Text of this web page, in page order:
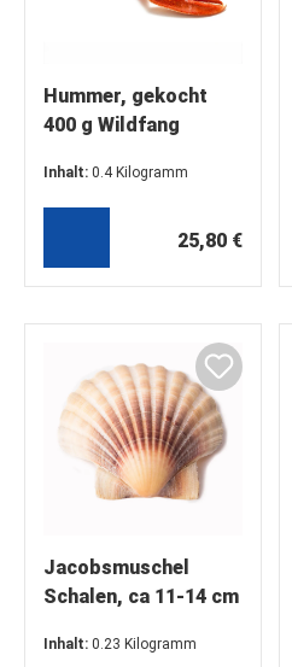
Hummer, gekocht
400 g Wildfang
Inhalt: 0.4 Kilogramm
25,80 €
Jacobsmuschel
Schalen, ca 11-14 cm
gereinigt, als Deko o.
Inhalt: 0.23 Kilogramm